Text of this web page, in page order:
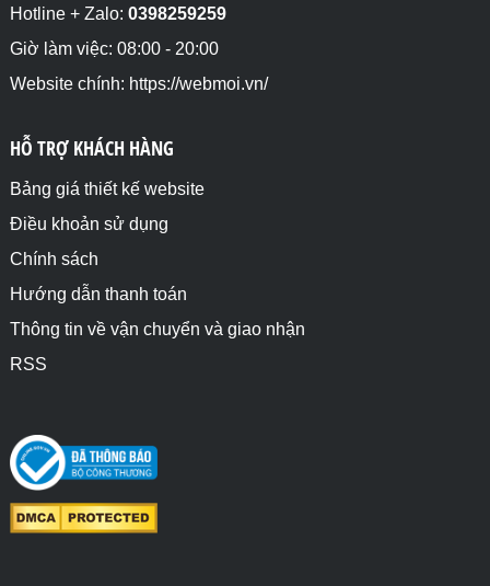
<span style="cursor:sw-resize">cursor:sw-
resize</span>
<span style="cursor:text">cursor:text</span>
<span style="cursor:url">cursor:url</span>
<span style="cursor:wait">cursor:wait</span>
<span style="cursor:zoom-out">cursor:zoom-
</body>
</html>
Hotline + Zalo: 0398259259
Giờ làm việc: 08:00 - 20:00
Website chính: https://webmoi.vn/
HỖ TRỢ KHÁCH HÀNG
Bảng giá thiết kế website
Điều khoản sử dụng
Chính sách
Hướng dẫn thanh toán
Thông tin về vận chuyển và giao nhận
RSS